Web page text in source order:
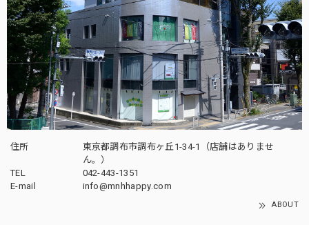
住所
東京都調布市調布ヶ丘1-34-1（店舗はありませ
ん。）
TEL
042-443-1351
E-mail
info@mnhhappy.com
ABOUT